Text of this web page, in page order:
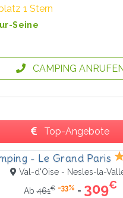
1 Stern
Seine
CAMPING
Top-Angebote
- Le Grand Paris
Val-d'Oise - Nesles-la-
Ab461€ -33% = 309€